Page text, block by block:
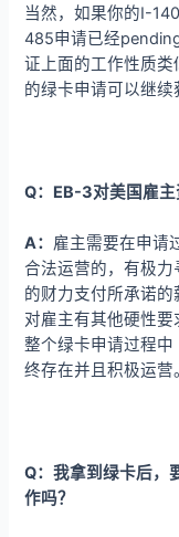
当然，如果你的I-
485申请已经
证上面的工作性质
的绿卡申请可以继续
Q：EB-3对美国雇主
A： 雇主需要在申请
合法运营的，有极
的财力支付所承诺
对雇主有其他硬性
整个绿卡申请过程
终存在并且积极运营
Q：我拿到绿卡后，
作吗？